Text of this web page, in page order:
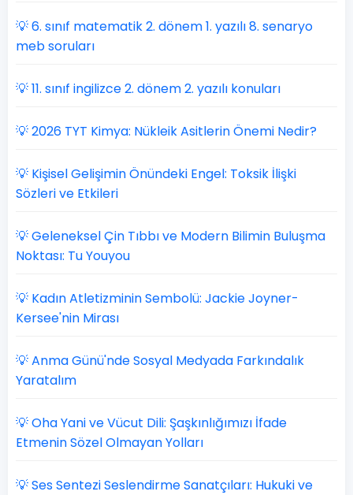
💡 6. sınıf matematik 2. dönem 1. yazılı 8. senaryo
meb soruları
💡 11. sınıf ingilizce 2. dönem 2. yazılı konuları
💡 2026 TYT Kimya: Nükleik Asitlerin Önemi Nedir?
💡 Kişisel Gelişimin Önündeki Engel: Toksik İlişki
Sözleri ve Etkileri
💡 Geleneksel Çin Tıbbı ve Modern Bilimin Buluşma
Noktası: Tu Youyou
💡 Kadın Atletizminin Sembolü: Jackie Joyner-
Kersee'nin Mirası
💡 Anma Günü'nde Sosyal Medyada Farkındalık
Yaratalım
💡 Oha Yani ve Vücut Dili: Şaşkınlığımızı İfade
Etmenin Sözel Olmayan Yolları
💡 Ses Sentezi Seslendirme Sanatçıları: Hukuki ve